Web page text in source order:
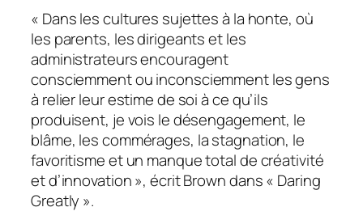
« Dans les cultures sujettes à la honte, où
les parents, les dirigeants et les
administrateurs encouragent
consciemment ou inconsciemment les gens
à relier leur estime de soi à ce qu’ils
produisent, je vois le désengagement, le
blâme, les commérages, la stagnation, le
favoritisme et un manque total de créativité
et d’innovation », écrit Brown dans « Daring
Greatly ».